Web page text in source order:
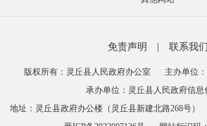
免责声明 联系我们
版权所有：灵丘县人民政府办公室
主办单位
承办单位：灵丘县人民政府信息
地址：灵丘县政府办公楼（灵丘县新建北路268号）